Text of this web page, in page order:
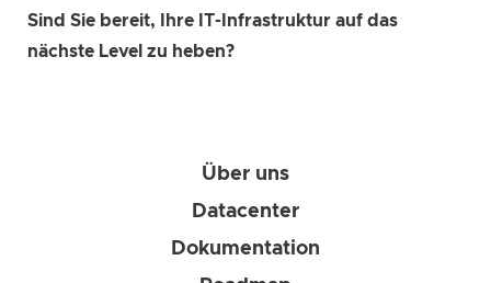
Sind Sie bereit, Ihre IT-Infrastruktur auf das
nächste Level zu heben?
Über uns
Datacenter
Dokumentation